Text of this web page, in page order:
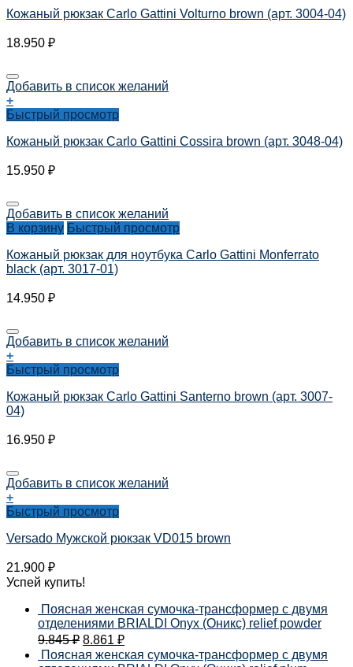
Кожаный рюкзак Carlo Gattini Volturno brown (арт. 3004-04)
18.950 ₽
Добавить в список желаний
+
Быстрый просмотр
Кожаный рюкзак Carlo Gattini Cossira brown (арт. 3048-04)
15.950 ₽
Добавить в список желаний
В корзину Быстрый просмотр
Кожаный рюкзак для ноутбука Carlo Gattini Monferrato
black (арт. 3017-01)
14.950 ₽
Добавить в список желаний
+
Быстрый просмотр
Кожаный рюкзак Carlo Gattini Santerno brown (арт. 3007-
04)
16.950 ₽
Добавить в список желаний
+
Быстрый просмотр
Versado Мужской рюкзак VD015 brown
21.900 ₽
Успей купить!
Поясная женская сумочка-трансформер с двумя
отделениями BRIALDI Onyx (Оникс) relief powder
9.845₽ 8.861 ₽
Поясная женская сумочка-трансформер с двумя